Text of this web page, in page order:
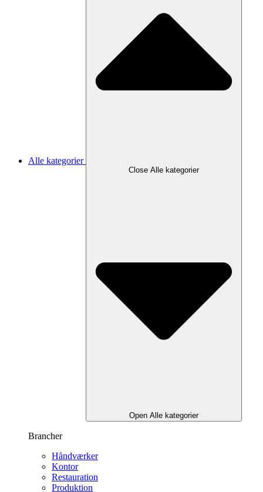
Alle kategorier
Close Alle kategorier
Open Alle kategorier
Brancher
Håndværker
Kontor
Restauration
Produktion